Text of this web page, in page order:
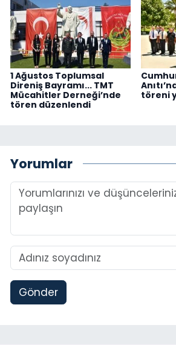
1 Ağustos Toplumsal
Direniş Bayramı... TMT
Mücahitler Derneği’nde
tören düzenlendi
töreni
Yorumlar
Gönder